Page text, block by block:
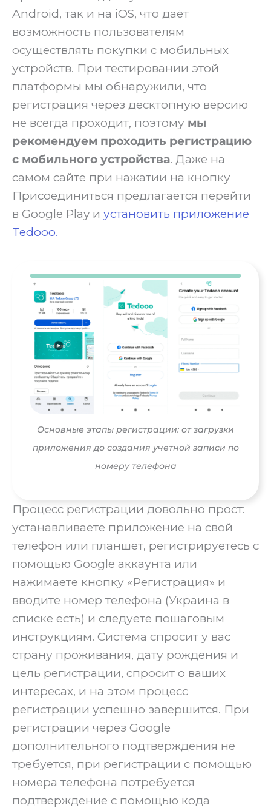
Android, так и на iOS, что даёт
возможность пользователям
осуществлять покупки с мобильных
устройств. При тестировании этой
платформы мы обнаружили, что
регистрация через десктопную версию
не всегда проходит, поэтому мы
рекомендуем проходить регистрацию
с мобильного устройства. Даже на
самом сайте при нажатии на кнопку
Присоединиться предлагается перейти
в Google Play и установить приложение
Tedooo.
Основные этапы регистрации: от загрузки
приложения до создания учетной записи по
номеру телефона
Процесс регистрации довольно прост:
устанавливаете приложение на свой
телефон или планшет, регистрируетесь с
помощью Google аккаунта или
нажимаете кнопку «Регистрация» и
вводите номер телефона (Украина в
списке есть) и следуете пошаговым
инструкциям. Система спросит у вас
страну проживания, дату рождения и
цель регистрации, спросит о ваших
интересах, и на этом процесс
регистрации успешно завершится. При
регистрации через Google
дополнительного подтверждения не
требуется, при регистрации с помощью
номера телефона потребуется
подтверждение с помощью кода